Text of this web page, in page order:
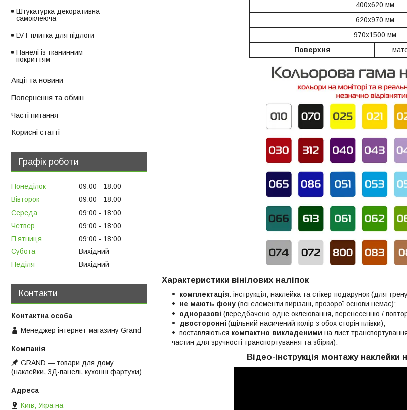
400x620 мм
620x970 мм
970x1500 мм
Поверхня
Характеристики вінілових наліпок
комплектація: інструкція, наклейка та стікер-подарунок (для
не мають фону (всі елементи вирізані, прозорої основи немає);
одноразові (передбачено одне оклеювання, перенесенню /
двосторонні (щільний насичений колір з обох сторін плівки);
поставляються компактно викладеними на лист
частин для зручності транспортування та збірки).
Відео-інструкція монтажу наклейки
Штукатурка декоративна
самоклеюча
LVT плитка для підлоги
Панелі із тканинним
покриттям
Акції та новини
Повернення та обмін
Часті питання
Корисні статті
Графік роботи
Понеділок 09:00
18:00
Вівторок
09:00
18:00
Середа
09:00
18:00
Четвер
09:00
18:00
Пʼятниця
09:00
18:00
Субота
Вихідний
Неділя
Вихідний
Контакти
Менеджер інтернет-магазину Grand
GRAND ― товари для дому
(наклейки, 3Д-панелі, кухонні фартухи)
Київ, Україна